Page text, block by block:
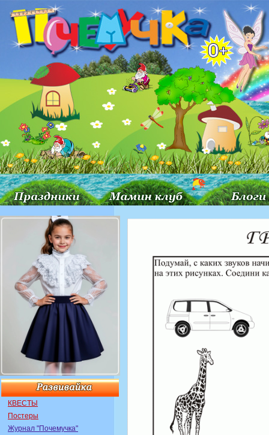
КВЕСТЫ
Постеры
Журнал "Почемучка"